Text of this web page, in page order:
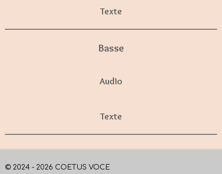
Texte
Basse
Audio
Texte
© 2024 - 2026 COETUS VOCE